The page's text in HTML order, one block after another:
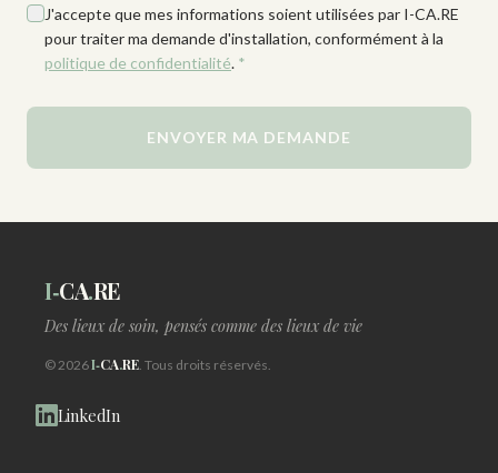
J'accepte que mes informations soient utilisées par I-CA.RE
pour traiter ma demande d'installation, conformément à la
politique de confidentialité. *
ENVOYER MA DEMANDE
I‑CA.RE
Des lieux de soin, pensés comme des lieux de vie
© 2026I‑CA.RE. Tous droits réservés.
LinkedIn